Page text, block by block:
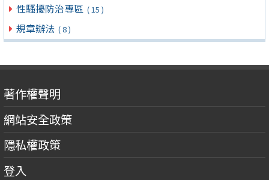
性騷擾防治專區 ( 15 )
規章辦法 ( 8 )
著作權聲明
網站安全政策
隱私權政策
登入